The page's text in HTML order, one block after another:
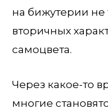
на бижутерии не
вторичных
самоцвета.
Через какое-то
многие